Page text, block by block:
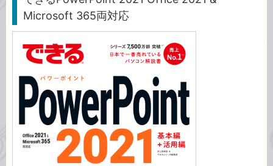
Microsoft 365両対応